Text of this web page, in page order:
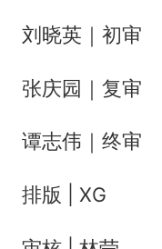
刘晓英｜初审
张庆园｜复审
谭志伟｜终审
排版 | XG